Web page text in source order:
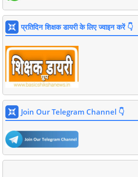
प्रतिदिन शिक्षक डायरी के लिए ज्वाइन करें 👇
Join Our Telegram Channel 👇